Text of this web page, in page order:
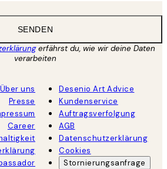
SENDEN
erfährst du, wie wir deine Daten
verarbeiten
Über uns
Presse
Career
Desenio Art Advice
Kundenservice
Auftragsverfolgung
AGB
Datenschutzerklärung
Cookies
Stornierungsanfrage